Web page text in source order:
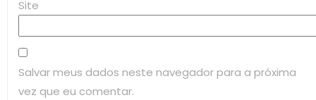
Site
Salvar meus dados neste navegador para a próxima
vez que eu comentar.